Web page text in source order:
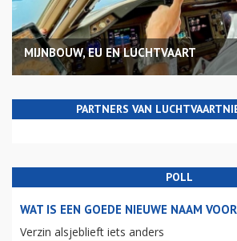
MIJNBOUW, EU EN LUCHTVAART
PARTNERS VAN
POLL
WAT IS EEN GOEDE NIEUWE NAAM
Verzin alsjeblieft iets anders